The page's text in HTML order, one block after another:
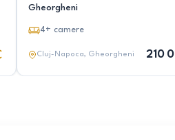
Gheorgheni
4+ camere
Cluj-Napoca, Gheorgheni 210